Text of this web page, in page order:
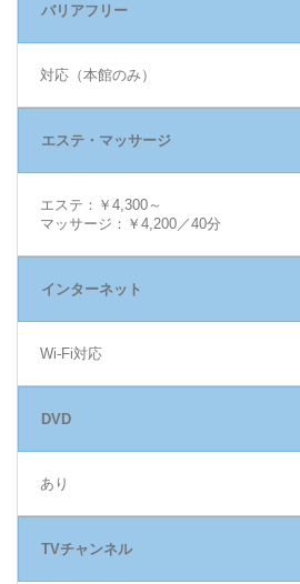
バリアフリー
対応（本館のみ）
エステ・マッサージ
エステ：￥4,300～
マッサージ：￥4,200／40分
インターネット
Wi-Fi対応
DVD
あり
TVチャンネル